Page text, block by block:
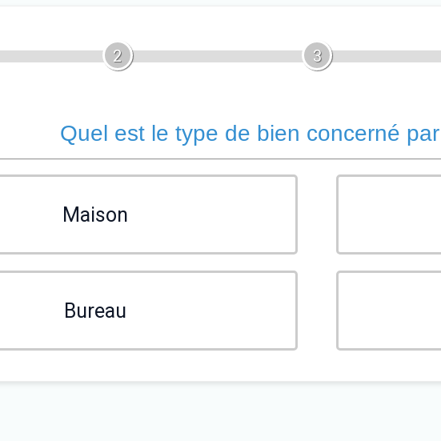
2 3
Quel est le type de bien concerné
Maison
Bureau